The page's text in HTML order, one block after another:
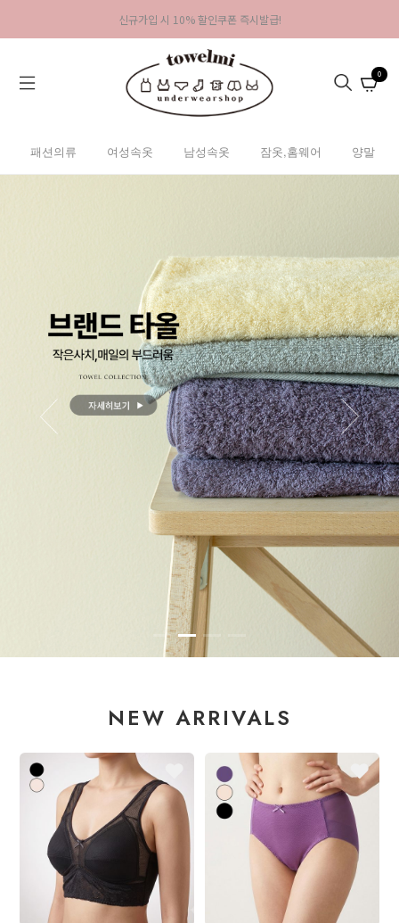
신규가입 시 10% 할인쿠폰 즉시발급!
0
패션의류 여성속옷 남성속옷 잠옷,홈웨어 양말
NEW ARRIVALS